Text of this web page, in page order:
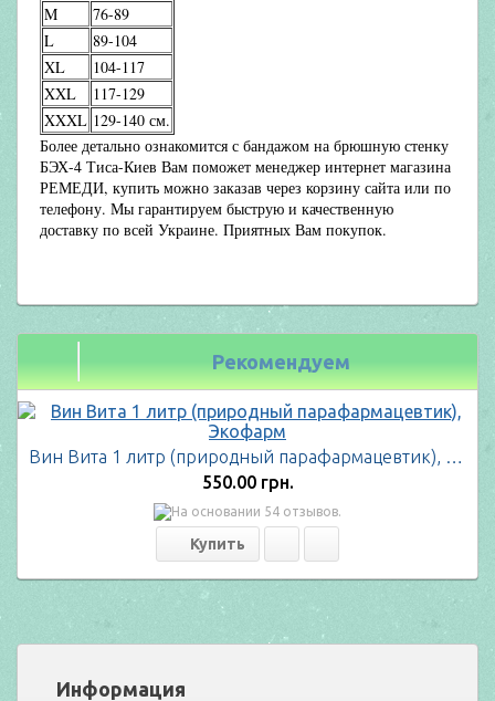
M
76-89
L
89-104
XL
104-117
XXL
117-129
XXXL 129-140 см.
Более детально ознакомится с бандажом на брюшную стенку
БЭХ-4 Тиса-Киев Вам поможет менеджер интернет магазина
РЕМЕДИ, купить можно заказав через корзину сайта или по
телефону. Мы гарантируем быструю и качественную
доставку по всей Украине. Приятных Вам покупок.
Рекомендуем
Вин Вита 1 литр (природный парафармацевтик), Экофарм
550.00 грн.
Информация